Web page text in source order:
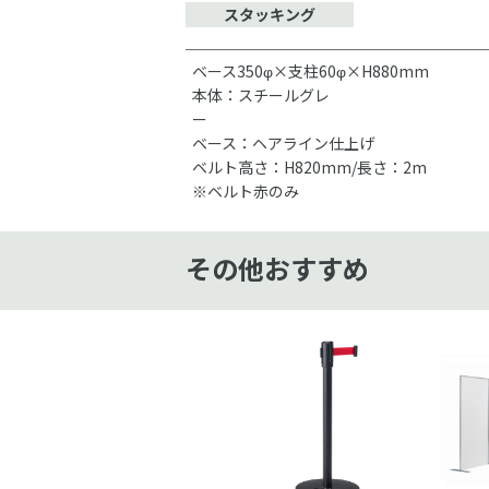
スタッキング
ベース350φ×支柱60φ×H880mm
本体：スチールグレ
ベース：ヘアライン仕上げ
ベルト高さ：H820mm/長さ：2m
※ベルト赤のみ
その他おすすめ